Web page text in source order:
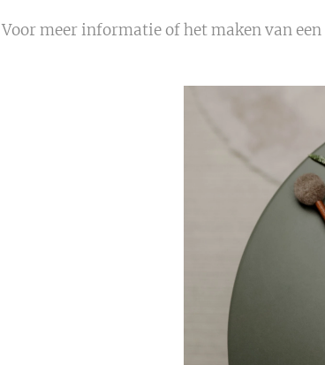
Voor meer informatie of het maken van